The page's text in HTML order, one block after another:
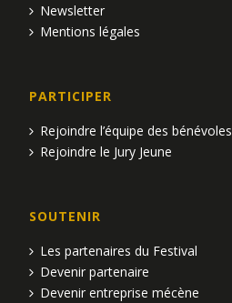
Newsletter
Mentions légales
PARTICIPER
Rejoindre l’équipe des bénévoles
Rejoindre le Jury Jeune
SOUTENIR
Les partenaires du Festival
Devenir partenaire
Devenir entreprise mécène